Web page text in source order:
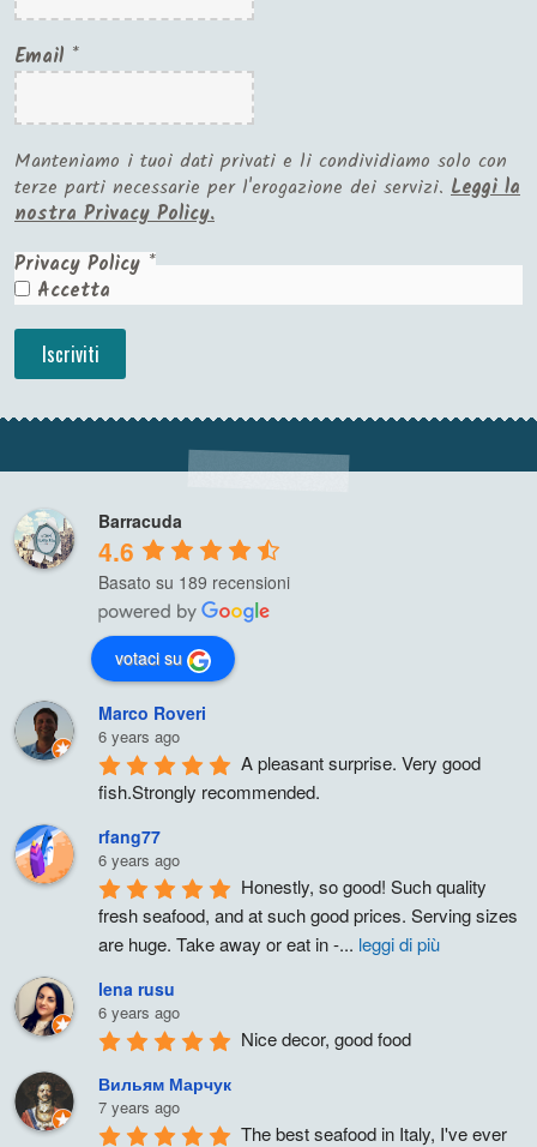
Email *
Manteniamo i tuoi dati privati e li condividiamo solo con
terze parti necessarie per l'erogazione dei servizi. Leggi la
nostra Privacy Policy.
Privacy Policy *
Accetta
Barracuda
4.6
Basato su 189 recensioni
votaci su
Marco Roveri
6 years ago
A pleasant surprise. Very good
fish.Strongly recommended.
rfang77
6 years ago
Honestly, so good! Such quality
fresh seafood, and at such good prices. Serving sizes
are huge. Take away or eat in -... leggi di più
lena rusu
6 years ago
Nice decor, good food
Вильям Марчук
7 years ago
The best seafood in Italy, I've ever